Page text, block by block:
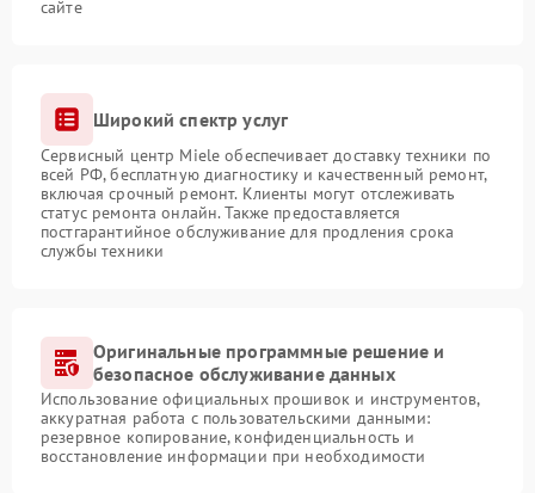
сайте
Широкий спектр услуг
Сервисный центр Miele обеспечивает доставку техники по
всей РФ, бесплатную диагностику и качественный ремонт,
включая срочный ремонт. Клиенты могут отслеживать
статус ремонта онлайн. Также предоставляется
постгарантийное обслуживание для продления срока
службы техники
Оригинальные программные решение и
безопасное обслуживание данных
Использование официальных прошивок и инструментов,
аккуратная работа с пользовательскими данными:
резервное копирование, конфиденциальность и
восстановление информации при необходимости